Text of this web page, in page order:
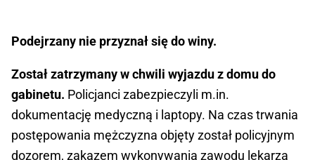
Podejrzany nie przyznał się do winy.
Został zatrzymany w chwili wyjazdu z domu do
gabinetu. Policjanci zabezpieczyli m.in.
dokumentację medyczną i laptopy. Na czas trwania
postępowania mężczyzna objęty został policyjnym
dozorem, zakazem wykonywania zawodu lekarza